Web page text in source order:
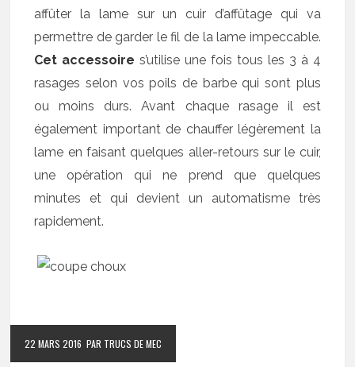
affûter la lame sur un cuir d’affûtage qui va
permettre de garder le fil de la lame impeccable.
Cet accessoires’utilise une fois tous les 3 à 4
rasages selon vos poils de barbe qui sont plus
ou moins durs. Avant chaque rasage il est
également important de chauffer légèrement la
lame en faisant quelques aller-retours sur le cuir,
une opération qui ne prend que quelques
minutes et qui devient un automatisme très
rapidement.
22 MARS 2016 PAR TRUCS DE MEC